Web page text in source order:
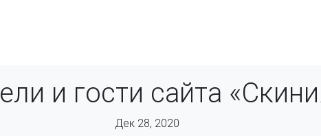
и гости сайта
Дек 28, 2020